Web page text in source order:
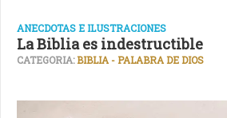
ANECDOTAS E ILUSTRACIONES
La Biblia es indestructible
CATEGORIA:BIBLIA - PALABRA DE DIOS